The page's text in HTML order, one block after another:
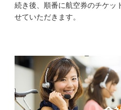
続き後、順番に航空券のチケッ
せていただきます。